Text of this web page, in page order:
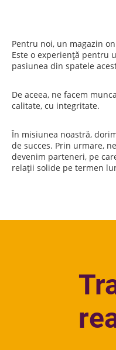
Pentru noi, un magazin
Este o experiență pentru
pasiunea din spatele
De aceea, ne facem
calitate, cu integritate.
În misiunea noastră,
de succes. Prin urmare,
devenim parteneri, pe
relații solide pe termen